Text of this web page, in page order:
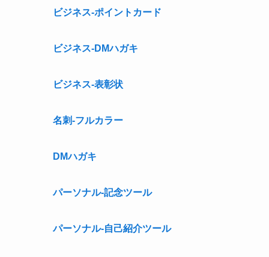
ビジネス-ポイントカード
ビジネス-DMハガキ
ビジネス-表彰状
名刺-フルカラー
DMハガキ
パーソナル-記念ツール
パーソナル-自己紹介ツール